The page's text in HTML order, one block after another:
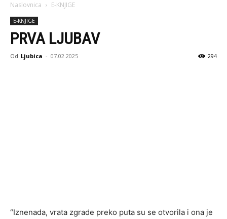
Naslovnica E-KNJIGE
E-KNJIGE
PRVA LJUBAV
Od Ljubica - 07.02.2025 294
“Iznenada, vrata zgrade preko puta su se otvorila i ona je